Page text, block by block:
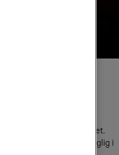
innan du vill använda det.
surfmängden den tillgänglig i